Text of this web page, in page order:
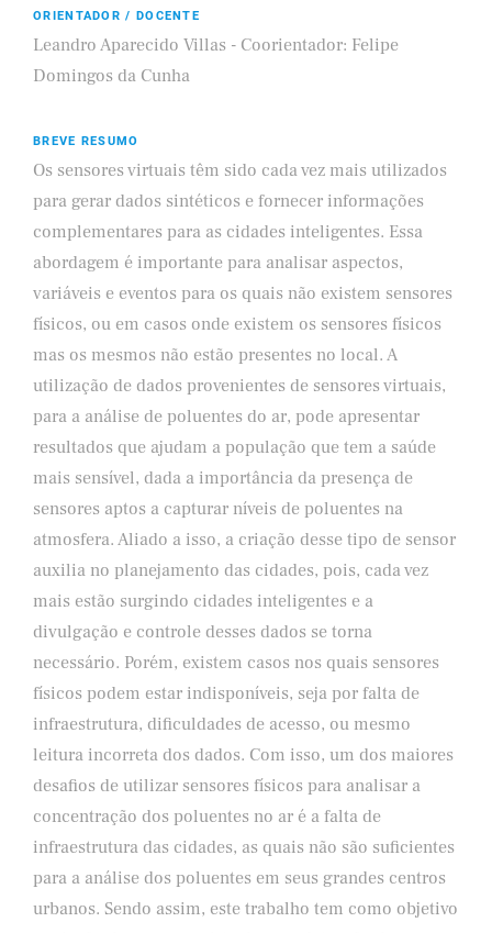
ORIENTADOR / DOCENTE
Leandro Aparecido Villas - Coorientador: Felipe
Domingos da Cunha
BREVE RESUMO
Os sensores virtuais têm sido cada vez mais utilizados
para gerar dados sintéticos e fornecer informações
complementares para as cidades inteligentes. Essa
abordagem é importante para analisar aspectos,
variáveis e eventos para os quais não existem sensores
físicos, ou em casos onde existem os sensores físicos
mas os mesmos não estão presentes no local. A
utilização de dados provenientes de sensores virtuais,
para a análise de poluentes do ar, pode apresentar
resultados que ajudam a população que tem a saúde
mais sensível, dada a importância da presença de
sensores aptos a capturar níveis de poluentes na
atmosfera. Aliado a isso, a criação desse tipo de sensor
auxilia no planejamento das cidades, pois, cada vez
mais estão surgindo cidades inteligentes e a
divulgação e controle desses dados se torna
necessário. Porém, existem casos nos quais sensores
físicos podem estar indisponíveis, seja por falta de
infraestrutura, dificuldades de acesso, ou mesmo
leitura incorreta dos dados. Com isso, um dos maiores
desafios de utilizar sensores físicos para analisar a
concentração dos poluentes no ar é a falta de
infraestrutura das cidades, as quais não são suficientes
para a análise dos poluentes em seus grandes centros
urbanos. Sendo assim, este trabalho tem como objetivo